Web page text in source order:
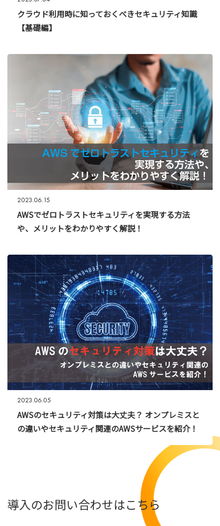
クラウド利用時に知っておくべきセキュリティ知識
【基礎編】
2023.06.15
AWSでゼロトラストセキュリティを実現する方法
や、メリットをわかりやすく解説！
2023.06.05
AWSのセキュリティ対策は大丈夫？ オンプレミスと
の違いやセキュリティ関連のAWSサービスを紹介！
導入のお問い合わせはこちら